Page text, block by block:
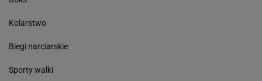
Kolarstwo
Biegi narciarskie
Sporty walki